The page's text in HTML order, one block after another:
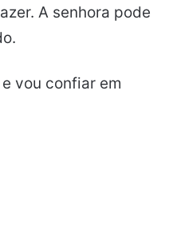
A senhora pode
vou confiar em